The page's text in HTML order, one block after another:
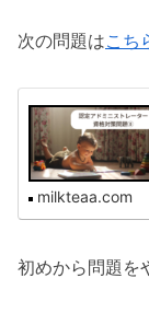
次の問題はこち
milkteaa.com
初めから問題を